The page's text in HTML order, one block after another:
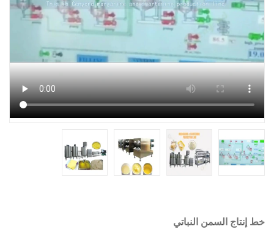
خط إنتاج السمن النباتي